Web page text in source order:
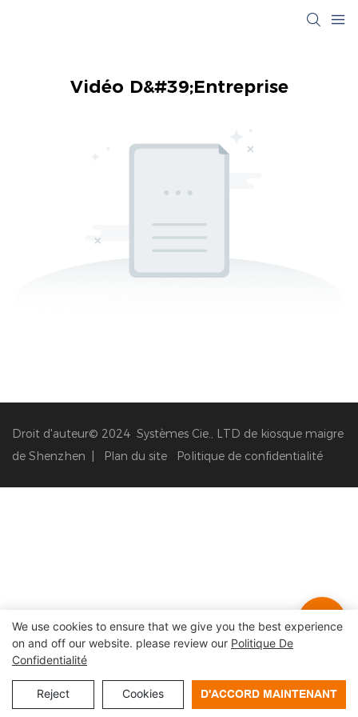
Vidéo D&#39;entreprise
Droit d'auteur© 2024 Systèmes Cie., LTD de kiosque maigre
de Shenzhen |
Plan du site Politique de confidentialité
We use cookies to ensure that we give you the best experience
on and off our website. please review our Politique De
Confidentialité
Reject Cookies D'ACCORD MAINTENANT